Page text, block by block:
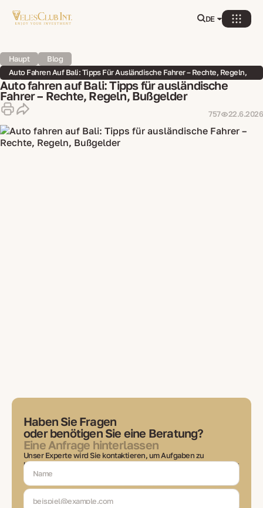
DE
Haupt
Blog
Auto Fahren Auf Bali: Tipps Für Ausländische Fahrer – Rechte, Regeln,
Bußgelder
Auto fahren auf Bali: Tipps für ausländische
Fahrer – Rechte, Regeln, Bußgelder
757 22.6.2026
Haben Sie Fragen
oder benötigen Sie eine Beratung?
Eine Anfrage hinterlassen
Unser Experte wird Sie kontaktieren, um Aufgaben zu
besprechen, Lösungen auszuwählen und Sie in jeder Phase der
Transaktion auf dem Laufenden zu halten.